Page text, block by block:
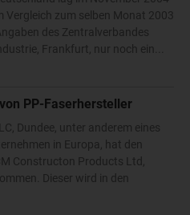
Vergleich zum selben Monat 2003
des Zentralverbandes
Frankfurt, nur noch ein...
PP-Faserhersteller
Dundee, unter anderem eines
in Europa, hat den
Constructon Products Ltd,
Dieser wird in den